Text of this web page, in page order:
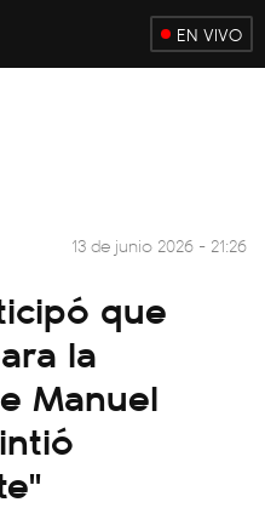
EN VIVO
13 de junio 2026 - 21:26
que
la
Manuel